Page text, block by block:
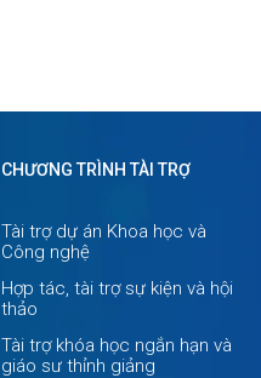
CHƯƠNG TRÌNH TÀI TRỢ
Tài trợ dự án Khoa học và
Công nghệ
Hợp tác, tài trợ sự kiện và hội
thảo
Tài trợ khóa học ngắn hạn và
giáo sư thỉnh giảng